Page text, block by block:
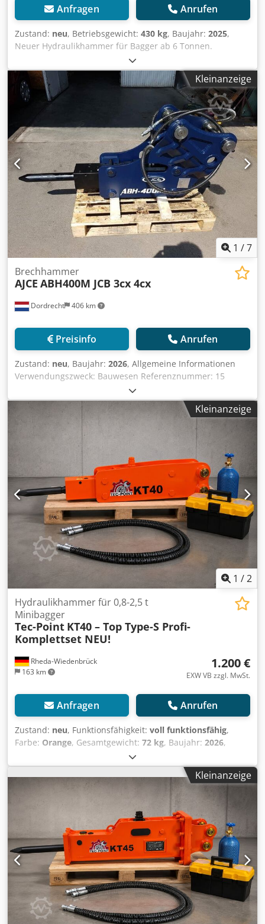
Anfragen Anrufen
Zustand: neu, Betriebsgewicht: 430 kg, Baujahr: 2025,
Neuer Hydraulikhammer für Bagger ab 6 Tonnen.
Csdpfxozfwpdj Aqwjrf incl. Befüllset und 2 Meißel.
Kleinanzeige
1 /7
Dordrecht 406 km
Brechhammer
AJCE ABH400M JCB 3cx 4cx
Preisinfo Anrufen
Zustand: neu, Baujahr: 2026, Allgemeine Informationen
Verwendungszweck: Bauwesen Referenznummer: 15
Gewichte Leergewicht: 375 kg Crsdpfx Aqsq Ixucswof
Funktionell CE-Kennzeichnung: ja Zustand Allgemeiner
Zustand: sehr gut Technischer Zustand: sehr gut Optischer
Zustand: sehr gut Weitere Informationen Passend für
folgende Maschinen: 4~8 ton Special for Backhoe Loader.
Fits on JCB 3cx/4cx Lieferbedingungen: EXW Arbeitsdruck:
110-140 bar Erforderlicher hydraulischer Fluss: 70 l/min
Schlagfrequenz: 500-900 Produktionsland: KR Weitere
Informationen Wenden Sie sich an Ö. Inalkac, um weitere
Informationen zu erhalten.
Kleinanzeige
1 /2
Rheda-Wiedenbrück
163 km
Hydraulikhammer für 0,8-2,5 t
Minibagger
Tec-Point KT40 – Top Type-S Profi-
Komplettset NEU!
1.200 €
EXW VB zzgl. MwSt.
Anfragen Anrufen
Zustand: neu, Funktionsfähigkeit: voll funktionsfähig,
Farbe: Orange, Gesamtgewicht: 72 kg, Baujahr: 2026,
, Der TEC-POINT Hydraulikhammer
KT40 in Top Type-S Ausführung ist die professionelle
Lösung für Abbrucharbeiten, Betonbrechen,
Fundamentarbeiten, Tiefbau, Kanalbau, Garten- und
Landschaftsbau sowie kompakte Baustelleneinsätze mit
Mini- und Kompaktbaggern. Durch seine robuste
Bauweise, kompakte Größe und zuverlässige
Schlagleistung eignet sich der KT40 ideal für den täglichen
Einsatz auf Baustellen. Die oben montierte Ausführung
sorgt für eine effiziente Kraftübertragung und eine gute
Arbeitsreichweite beim Brechen von Beton, Stein,
Fundamenten und ähnlichen Materialien. ✅ Komplettset
für Mini- und Kompaktbagger von 0,8 bis 2,5 Tonnen 📍
Sofort verfügbar ab Lager Rheda-Wiedenbrück 🚚
Kleinanzeige